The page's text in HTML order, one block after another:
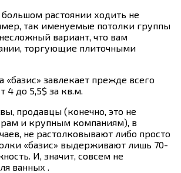
растоянии ходить не
так именуемые потолки группы
вариант, что вам
торгующие плиточными
«базис» завлекает прежде всего
4 до 5,5$ за кв.м.
продавцы (конечно, это не
и крупным компаниям), в
не растолковывают либо просто
«базис» выдерживают лишь 70-
И, значит, совсем не
ванных .